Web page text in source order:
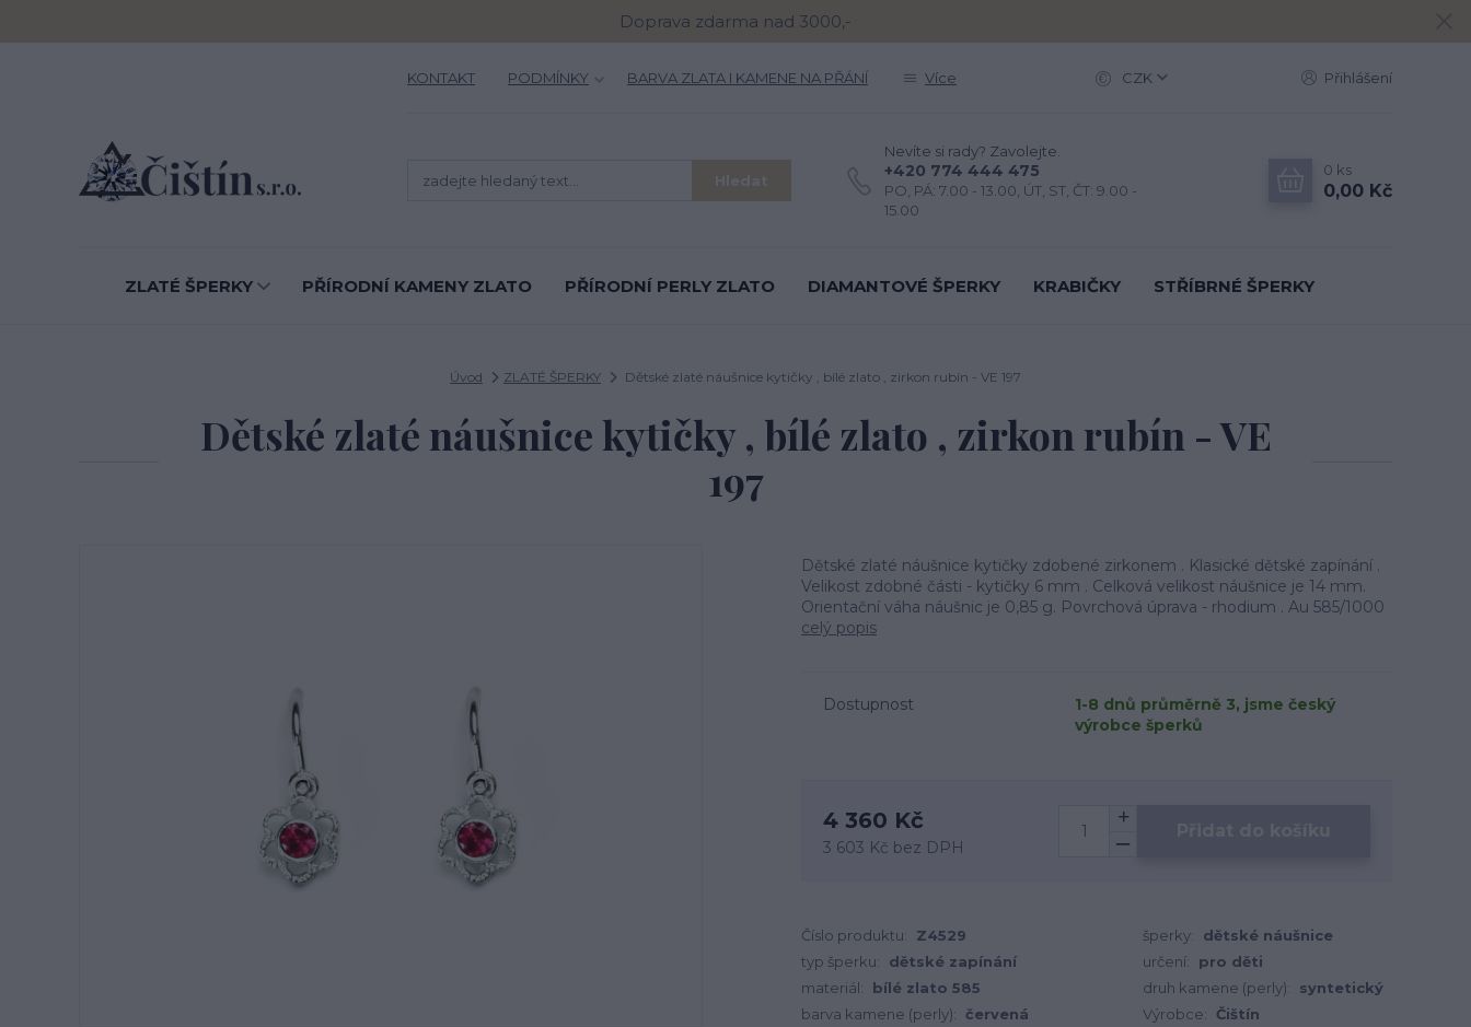
Doprava zdarma nad 3000,-
KONTAKT PODMÍNKY BARVA ZLATA I KAMENE NA PŘÁNÍ Více CZK Přihlášení
Hledat
Nevíte si rady? Zavolejte.
+420 774 444 475
PO, PÁ: 7.00 - 13.00, ÚT, ST, ČT: 9.00 -
15.00
0 ks
0,00 Kč
ZLATÉ ŠPERKY PŘÍRODNÍ KAMENY ZLATO PŘÍRODNÍ PERLY ZLATO DIAMANTOVÉ ŠPERKY KRABIČKY STŘÍBRNÉ ŠPERKY
Úvod ZLATÉ ŠPERKY Dětské zlaté náušnice kytičky , bílé zlato , zirkon rubín - VE 197
Dětské zlaté náušnice kytičky , bílé zlato , zirkon rubín - VE
197
Dětské zlaté náušnice kytičky zdobené zirkonem . Klasické dětské zapínání .
Velikost zdobné části - kytičky 6 mm . Celková velikost náušnice je 14 mm.
Orientační váha náušnic je 0,85 g. Povrchová úprava - rhodium . Au 585/1000
celý popis
Dostupnost
1-8 dnů průměrně 3, jsme český
výrobce šperků
4 360 Kč
3 603 Kč bez DPH
Číslo produktu: Z4529 šperky:
dětské náušnice
typ šperku:
dětské zapínání určení:
pro děti
materiál:
bílé zlato 585 druh kamene (perly):
syntetický
barva kamene (perly): červená Výrobce: Čištín